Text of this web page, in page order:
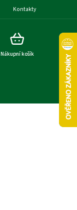
Kontakty
Nákupní košík